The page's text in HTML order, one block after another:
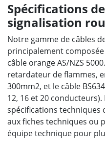
Spécifications
signalisation
Notre gamme de câbles
principalement
câble orange AS/NZS
retardateur de flammes,
300mm2, et le câble
12, 16 et 20
spécifications techniques
aux fiches techniques ou
équipe technique pour